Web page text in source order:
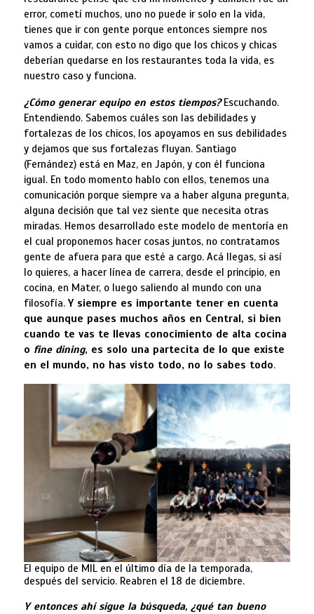
error, cometí muchos, uno no puede ir solo en la vida,
tienes que ir con gente porque entonces siempre nos
vamos a cuidar, con esto no digo que los chicos y chicas
deberían quedarse en los restaurantes toda la vida, es
nuestro caso y funciona.
¿Cómo generar equipo en estos tiempos?Escuchando.
Entendiendo. Sabemos cuáles son las debilidades y
fortalezas de los chicos, los apoyamos en sus debilidades
y dejamos que sus fortalezas fluyan. Santiago
(Fernández) está en Maz, en Japón, y con él funciona
igual. En todo momento hablo con ellos, tenemos una
comunicación porque siempre va a haber alguna pregunta,
alguna decisión que tal vez siente que necesita otras
miradas. Hemos desarrollado este modelo de mentoría en
el cual proponemos hacer cosas juntos, no contratamos
gente de afuera para que esté a cargo. Acá llegas, si así
lo quieres, a hacer línea de carrera, desde el principio, en
cocina, en Mater, o luego saliendo al mundo con una
filosofía. Y siempre es importante tener en cuenta
que aunque pases muchos años en Central, si bien
cuando te vas te llevas conocimiento de alta cocina
o fine dining, es solo una partecita de lo que existe
en el mundo, no has visto todo, no lo sabes todo.
El equipo de MIL en el último día de la temporada,
después del servicio. Reabren el 18 de diciembre.
Y entonces ahí sigue la búsqueda, ¿qué tan bueno